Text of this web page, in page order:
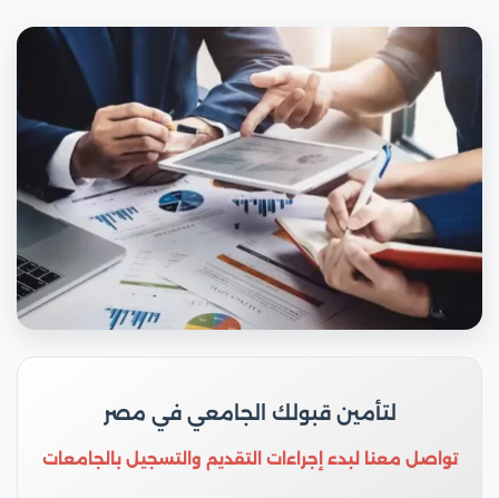
لتأمين قبولك الجامعي في مصر
تواصل معنا لبدء إجراءات التقديم والتسجيل بالجامعات